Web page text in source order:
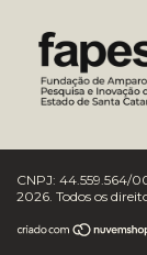
2026. Todos os